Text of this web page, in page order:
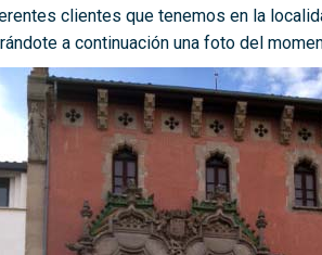
clientes que tenemos en la
a continuación una foto del